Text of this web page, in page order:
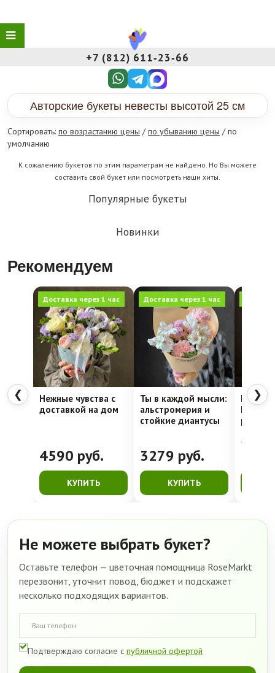
+7 (812) 611‑23‑66
Авторские букеты невесты высотой 25 см
Сортировать: по возрастанию цены /по убыванию цены / по
умолчанию
К сожалению букетов по этим параметрам не найдено. Но Вы можете
составить свой букет или посмотреть наши хиты.
Популярные букеты
Новинки
Рекомендуем
❮
Доставка через 1 час
Нежные чувства с
доставкой на дом
4590 руб.
КУПИТЬ
Доставка через 1 час
Ты в каждой мысли:
альстромерия и
стойкие диантусы
3279 руб.
КУПИТЬ
Недели
4762
❯
Не можете выбрать букет?
Оставьте телефон — цветочная помощница RoseMarkt
перезвонит, уточнит повод, бюджет и подскажет
несколько подходящих вариантов.
Подтверждаю согласие с публичной офертой